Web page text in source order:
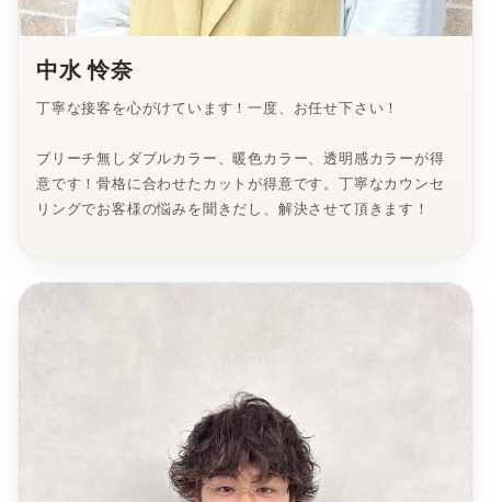
中水 怜奈
丁寧な接客を心がけています！一度、お任せ下さい！
ブリーチ無しダブルカラー、暖色カラー、透明感カラーが得
意です！骨格に合わせたカットが得意です。丁寧なカウンセ
リングでお客様の悩みを聞きだし、解決させて頂きます！